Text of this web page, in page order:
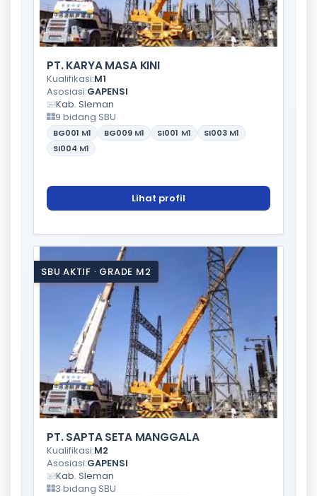
PT. KARYA MASA KINI
Kualifikasi:M1
Asosiasi:GAPENSI
Kab. Sleman
9 bidang SBU
BG001 M1 BG009 M1 SI001 M1 SI003 M1
SI004 M1
Lihat profil
SBU AKTIF · GRADE M2
PT. SAPTA SETA MANGGALA
Kualifikasi:M2
Asosiasi:GAPENSI
Kab. Sleman
3 bidang SBU